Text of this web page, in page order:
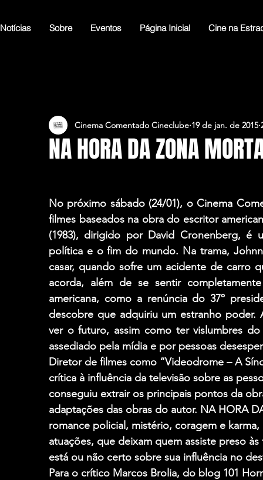
Notícias Sobre Eventos Página Inicial Cine na
NA HORA DA ZONA
Cinema Comentado Cineclube 19 de jan. de 2015
No próximo sábado (24/01), o Cinema
filmes baseados na obra do escritor
(1983), dirigido por David Cronenberg, é
política e o fim do mundo. Na trama,
casar, quando sofre um acidente de carro
acorda, além de se sentir
americana, como a renúncia do 37º
descobre que adquiriu um estranho
ver o futuro, assim como ter vislumbres
assediado pela mídia e por pessoas
Diretor de filmes como “Videodrome – A
crítica à influência da televisão sobre as
conseguiu extrair os principais pontos da
adaptações das obras do autor. NA HORA
romance policial, mistério, coragem e
atuações, que deixam quem assiste preso
está ou não certo sobre sua influência no
Para o crítico Marcos Brolia, do blog 101